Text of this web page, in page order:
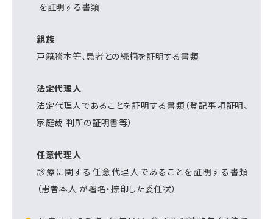
を証明する書類
親族
戸籍謄本等、患者との続柄を証明する書類
法定代理人
法定代理人であることを証明する書類（登記事項証明、
家庭裁 判所の証明書等）
任意代理人
診療に関する任意代理人であることを証明する書類
（患者本人 が署名・捺印した委任状）